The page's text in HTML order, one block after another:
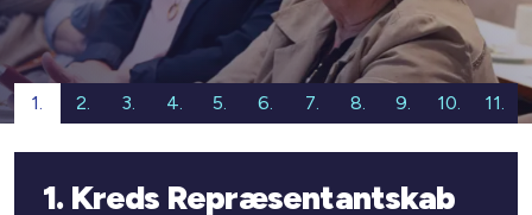
1. 2. 3. 4. 5. 6. 7. 8. 9. 10. 11.
1. Kreds Repræsentantskab